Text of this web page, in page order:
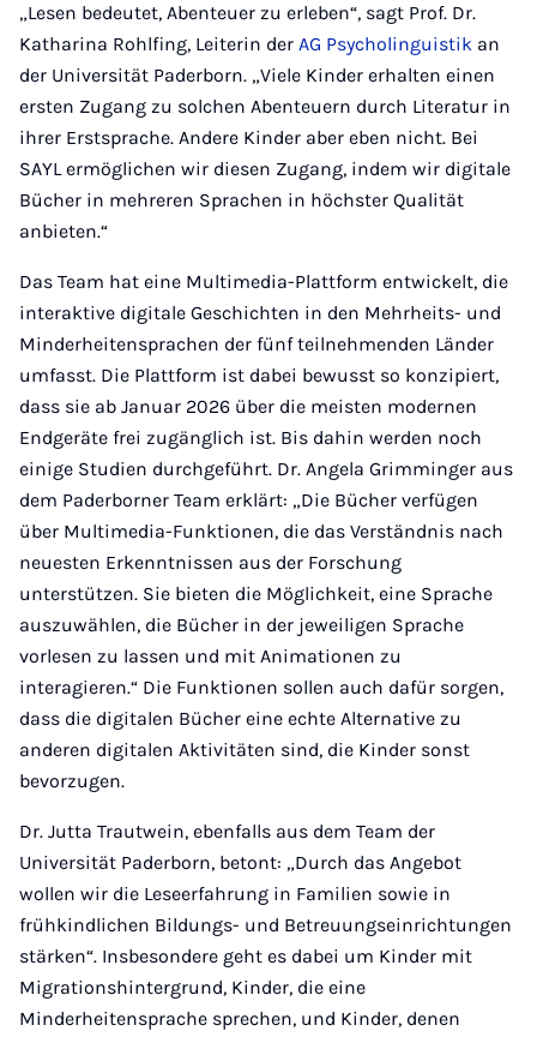
„Lesen bedeutet, Abenteuer zu erleben“, sagt Prof. Dr.
Katharina Rohlfing, Leiterin der AG Psycholinguistik an
der Universität Paderborn. „Viele Kinder erhalten einen
ersten Zugang zu solchen Abenteuern durch Literatur in
ihrer Erstsprache. Andere Kinder aber eben nicht. Bei
SAYL ermöglichen wir diesen Zugang, indem wir digitale
Bücher in mehreren Sprachen in höchster Qualität
anbieten.“
Das Team hat eine Multimedia-Plattform entwickelt, die
interaktive digitale Geschichten in den Mehrheits- und
Minderheitensprachen der fünf teilnehmenden Länder
umfasst. Die Plattform ist dabei bewusst so konzipiert,
dass sie ab Januar 2026 über die meisten modernen
Endgeräte frei zugänglich ist. Bis dahin werden noch
einige Studien durchgeführt. Dr. Angela Grimminger aus
dem Paderborner Team erklärt: „Die Bücher verfügen
über Multimedia-Funktionen, die das Verständnis nach
neuesten Erkenntnissen aus der Forschung
unterstützen. Sie bieten die Möglichkeit, eine Sprache
auszuwählen, die Bücher in der jeweiligen Sprache
vorlesen zu lassen und mit Animationen zu
interagieren.“ Die Funktionen sollen auch dafür sorgen,
dass die digitalen Bücher eine echte Alternative zu
anderen digitalen Aktivitäten sind, die Kinder sonst
bevorzugen.
Dr. Jutta Trautwein, ebenfalls aus dem Team der
Universität Paderborn, betont: „Durch das Angebot
wollen wir die Leseerfahrung in Familien sowie in
frühkindlichen Bildungs- und Betreuungseinrichtungen
stärken“. Insbesondere geht es dabei um Kinder mit
Migrationshintergrund, Kinder, die eine
Minderheitensprache sprechen, und Kinder, denen